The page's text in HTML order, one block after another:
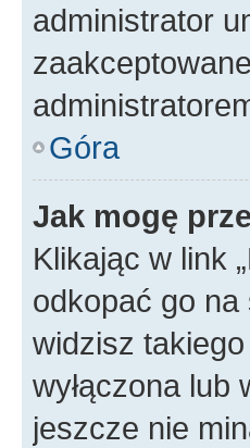
administrator
Góra
Jak mogę
Klikając w link
odkopać go na
widzisz
wyłączona lub
jeszcze nie